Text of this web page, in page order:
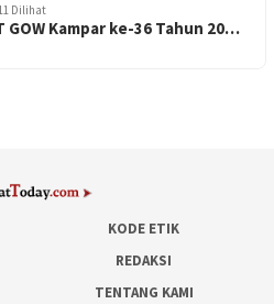
Dilihat
GOW Kampar ke-36 Tahun 20…
KODE ETIK
REDAKSI
TENTANG KAMI